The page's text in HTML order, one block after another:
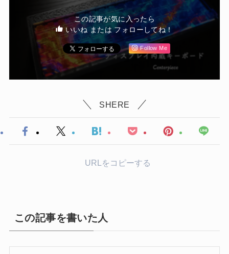
この記事が気に入ったら
いいね または フォローしてね！
Follow Me
SHERE
URLをコピーする
この記事を書いた人